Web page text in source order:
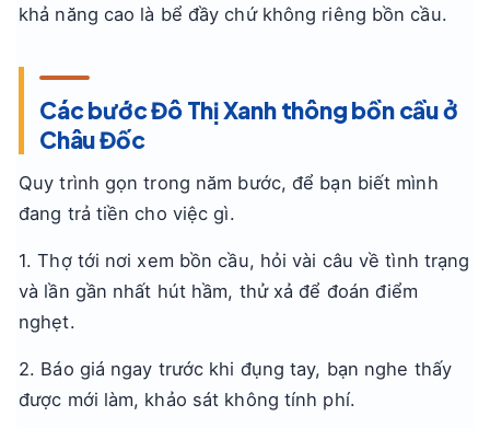
khả năng cao là bể đầy chứ không riêng bồn cầu.
Các bước Đô Thị Xanh thông bồn cầu ở
Châu Đốc
Quy trình gọn trong năm bước, để bạn biết mình
đang trả tiền cho việc gì.
1. Thợ tới nơi xem bồn cầu, hỏi vài câu về tình trạng
và lần gần nhất hút hầm, thử xả để đoán điểm
nghẹt.
2. Báo giá ngay trước khi đụng tay, bạn nghe thấy
được mới làm, khảo sát không tính phí.